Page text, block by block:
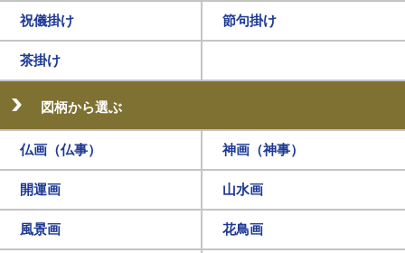
祝儀掛け 節句掛け
茶掛け
図柄から選ぶ
仏画（仏事） 神画（神事）
開運画 山水画
風景画 花鳥画